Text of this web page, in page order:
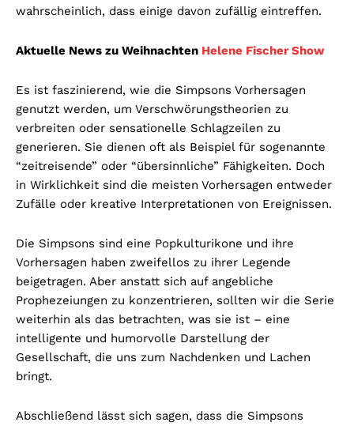
wahrscheinlich, dass einige davon zufällig eintreffen.
Aktuelle News zu Weihnachten Helene Fischer Show
Es ist faszinierend, wie die Simpsons Vorhersagen
genutzt werden, um Verschwörungstheorien zu
verbreiten oder sensationelle Schlagzeilen zu
generieren. Sie dienen oft als Beispiel für sogenannte
“zeitreisende” oder “übersinnliche” Fähigkeiten. Doch
in Wirklichkeit sind die meisten Vorhersagen entweder
Zufälle oder kreative Interpretationen von Ereignissen.
Die Simpsons sind eine Popkulturikone und ihre
Vorhersagen haben zweifellos zu ihrer Legende
beigetragen. Aber anstatt sich auf angebliche
Prophezeiungen zu konzentrieren, sollten wir die Serie
weiterhin als das betrachten, was sie ist – eine
intelligente und humorvolle Darstellung der
Gesellschaft, die uns zum Nachdenken und Lachen
bringt.
Abschließend lässt sich sagen, dass die Simpsons